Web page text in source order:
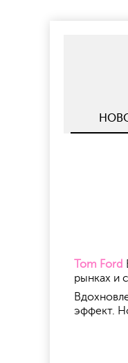
Tom Ford
рынках и
эффект.